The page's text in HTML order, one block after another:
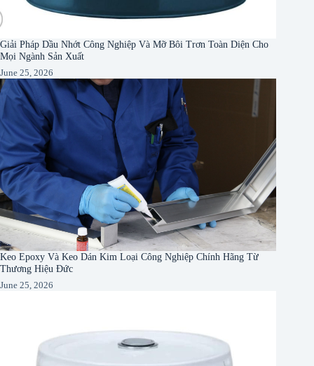
Giải Pháp Dầu Nhớt Công Nghiệp Và Mỡ Bôi Trơn Toàn Diện Cho
Mọi Ngành Sản Xuất
June 25, 2026
Keo Epoxy Và Keo Dán Kim Loại Công Nghiệp Chính Hãng Từ
Thương Hiệu Đức
June 25, 2026